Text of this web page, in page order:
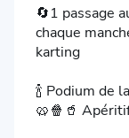
🔄1 passage
chaque
karting
🍾 Podium de
🥨🍿🥤